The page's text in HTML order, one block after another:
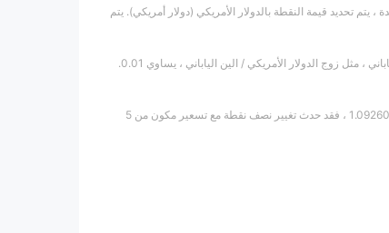
يتم تحديد قيمة النقطة بالدولار الأمريكي (دولار أمريكي). يتم
على سبيل المثال ، النقطة الواحدة تساوي 0.0001 لمعظم أزواج العملات ، بينما زوج عملات معين مع الين الياباني ، مثل زوج الدولار الأمريكي / الين الياباني ، يساوي 0.01.
من 1.0925 إلى 1.0926 ، يتأرجح زوج EUR / USD بنقطة واحدة. إذا ارتفع زوج EUR / USD من 1.09255 إلى 1.09260 ، فقد حدث تغيير نصف نقطة مع تسعير مكون من 5